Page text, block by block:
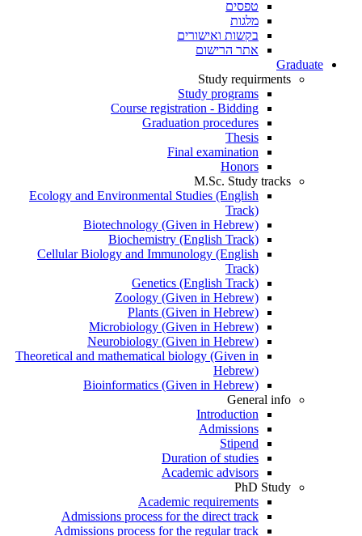
טפסים
מלגות
בקשות ואישורים
אתר הרישום
Graduate
Study requirments
Study programs
Course registration - Bidding
Graduation procedures
Thesis
Final examination
Honors
M.Sc. Study tracks
Ecology and Environmental Studies (English
Track)
Biotechnology (Given in Hebrew)
Biochemistry (English Track)
Cellular Biology and Immunology (English
Track)
Genetics (English Track)
Zoology (Given in Hebrew)
Plants (Given in Hebrew)
Microbiology (Given in Hebrew)
Neurobiology (Given in Hebrew)
Theoretical and mathematical biology (Given in
Hebrew)
Bioinformatics (Given in Hebrew)
General info
Introduction
Admissions
Stipend
Duration of studies
Academic advisors
PhD Study
Academic requirements
Admissions process for the direct track
Admissions process for the regular track